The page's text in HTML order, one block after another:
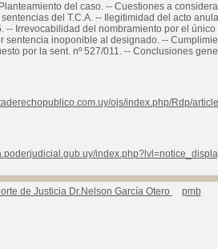
del caso. -- Cuestiones a
del T.C.A. -- Ilegitimidad del acto
-- Irrevocabilidad del nombramiento por el
sentencia inoponible al designado. --
por la sent. nº 527/011. -- Conclusiones
ojs/index.php/Rdp/
de Justicia Dr.Nelson García Otero pmb